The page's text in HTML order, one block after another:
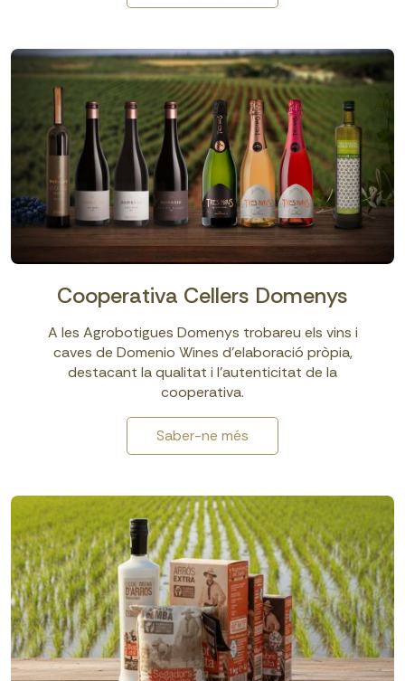
Cooperativa Cellers Domenys
A les Agrobotigues Domenys trobareu els vins i
caves de Domenio Wines d'elaboració pròpia,
destacant la qualitat i l’autenticitat de la
cooperativa.
Saber-ne més